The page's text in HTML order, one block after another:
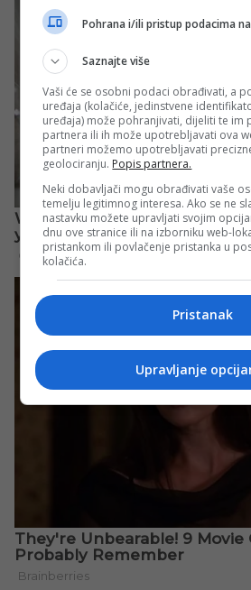
Pohrana i/ili pristup podacima
Saznajte više
Vaši će se osobni podaci obrađivati, a
uređaja (kolačiće, jedinstvene
uređaja) može pohranjivati, dijeliti te im
partnera ili ih može upotrebljavati ova
partneri možemo upotrebljavati
geolociranju. Popis partnera.
Neki dobavljači mogu obrađivati vaše
temelju legitimnog interesa. Ako se ne
nastavku možete upravljati svojim
dnu ove stranice ili na izborniku web-
pristankom ili povlačenje pristanka u
kolačića.
Pristanak
Upravljanje